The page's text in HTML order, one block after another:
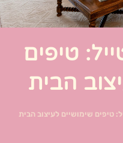
טיפים
הבית
טיפים שימושיים לעיצוב הבית